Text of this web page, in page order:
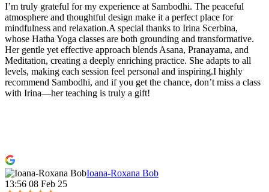
I’m truly grateful for my experience at Sambodhi. The peaceful
atmosphere and thoughtful design make it a perfect place for
mindfulness and relaxation.A special thanks to Irina Scerbina,
whose Hatha Yoga classes are both grounding and transformative.
Her gentle yet effective approach blends Asana, Pranayama, and
Meditation, creating a deeply enriching practice. She adapts to all
levels, making each session feel personal and inspiring.I highly
recommend Sambodhi, and if you get the chance, don’t miss a class
with Irina—her teaching is truly a gift!
Ioana-Roxana Bob
13:56 08 Feb 25